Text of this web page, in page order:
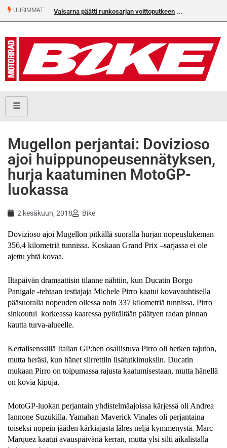
UUSIMMAT Valsarna päätti runkosarjan voittoputkeen
Mugellon perjantai: Dovizioso
ajoi huippunopeusennätyksen,
hurja kaatuminen MotoGP-
luokassa
2 kesäkuun, 2018 Bike
Dovizioso ajoi Mugellon pitkällä suoralla hurjan nopeuslukeman
356,4 kilometriä tunnissa. Koskaan Grand Prix –sarjassa ei ole
ajettu yhtä kovaa.
Iltapäivän dramaattisin tilanne nähtiin, kun Ducatin Borgo
Panigale -tehtaan testiajaja Michele Pirro kaatui kovavauhtisella
pääsuoralla nopeuden ollessa noin 337 kilometriä tunnissa. Pirro
sinkoutui korkeassa kaaressa pyörältään päätyen radan pinnan
kautta turva-alueelle.
Kertalisenssillä Italian GP:hen osallistuva Pirro oli hetken tajuton,
mutta heräsi, kun hänet siirrettiin lisätutkimuksiin. Ducatin
mukaan Pirro on toipumassa rajusta kaatumisestaan, mutta hänellä
on kovia kipuja.
MotoGP-luokan perjantain yhdistelmäajoissa kärjessä oli Andrea
Iannone Suzukilla. Yamahan Maverick Vinales oli perjantaina
toiseksi nopein jääden kärkiajasta lähes neljä kymmenystä. Marc
Marquez kaatui avauspäivänä kerran, mutta ylsi silti aikalistalla